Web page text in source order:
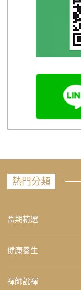
熱門分類
當期精選
健康養生
禪師說禪